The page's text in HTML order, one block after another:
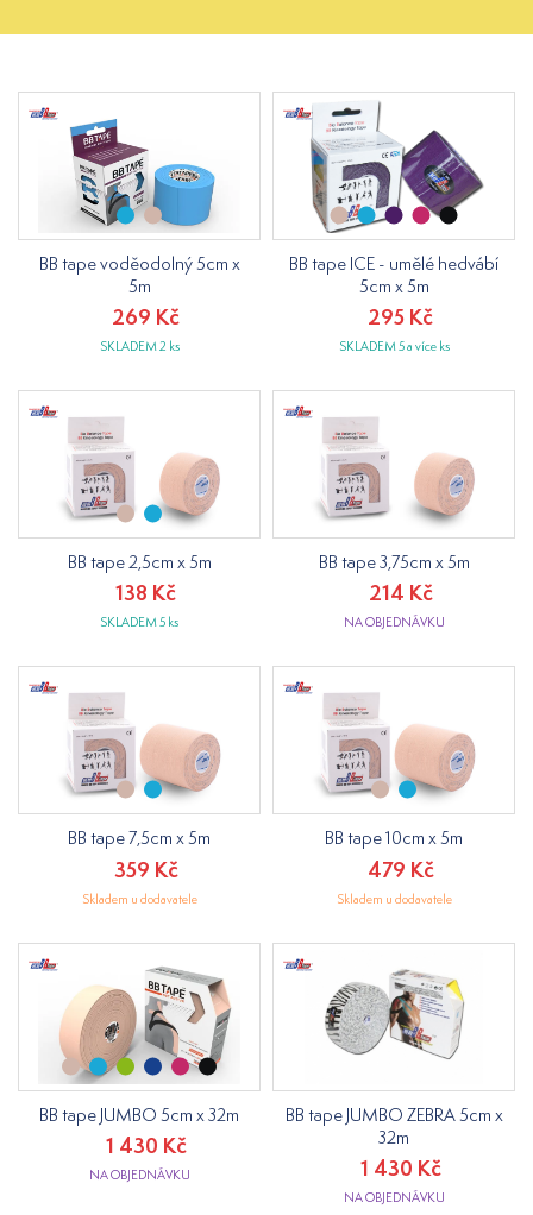
BB tape voděodolný 5cm x
5m
269 Kč
SKLADEM 2 ks
BB tape ICE - umělé hedvábí
5cm x 5m
295 Kč
SKLADEM 5 a více ks
BB tape 2,5cm x 5m
138 Kč
SKLADEM 5 ks
BB tape 3,75cm x 5m
214 Kč
NA OBJEDNÁVKU
BB tape 7,5cm x 5m
359 Kč
Skladem u dodavatele
BB tape 10cm x 5m
479 Kč
Skladem u dodavatele
BB tape JUMBO 5cm x 32m
1 430 Kč
NA OBJEDNÁVKU
BB tape JUMBO ZEBRA 5cm x
32m
1 430 Kč
NA OBJEDNÁVKU